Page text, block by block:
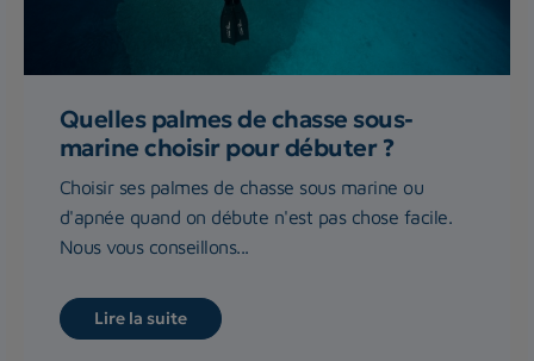
Quelles palmes de chasse sous-
marine choisir pour débuter ?
Choisir ses palmes de chasse sous marine ou
d'apnée quand on débute n'est pas chose facile.
Nous vous conseillons...
Lire la suite